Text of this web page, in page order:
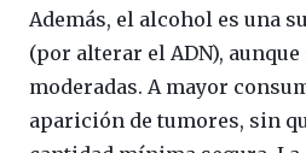
Además, el alcohol es una
(por alterar el ADN), aunque
moderadas. A mayor
aparición de tumores, sin